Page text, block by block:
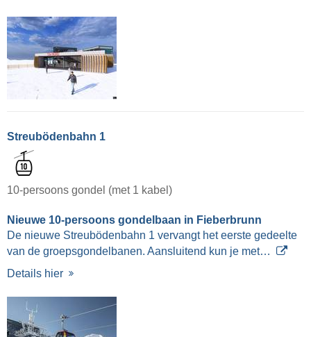
Streubödenbahn 1
10-persoons gondel (met 1 kabel)
Nieuwe 10-persoons gondelbaan in Fieberbrunn
De nieuwe Streubödenbahn 1 vervangt het eerste gedeelte
van de groepsgondelbanen. Aansluitend kun je met…
Details hier